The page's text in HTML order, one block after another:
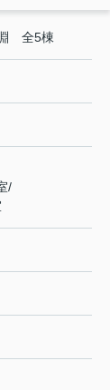
全5棟
/